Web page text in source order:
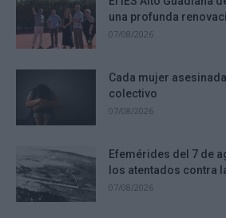
una profunda
07/08/2026
Cada mujer
colectivo
07/08/2026
Efemérides del 7 de
los atentados contra
07/08/2026